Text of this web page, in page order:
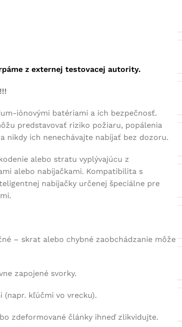
z externej testovacej autority.
iónovými batériami a ich bezpečnosť.
predstavovať riziko požiaru, popálenia
nikdy ich nenechávajte nabíjať bez dozoru.
alebo stratu vyplývajúcu z
alebo nabíjačkami. Kompatibilita s
nabíjačky určenej špeciálne pre
– skrat alebo chybné zaobchádzanie môže
zapojené svorky.
kľúčmi vo vrecku).
zdeformované články ihneď zlikvidujte.